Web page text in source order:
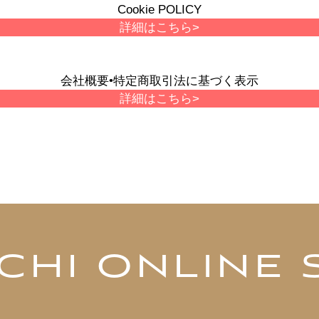
Cookie POLICY
詳細はこちら>
会社概要•特定商取引法に基づく表示
詳細はこちら>
ONLINE